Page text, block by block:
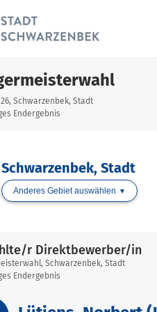
Schwarzenbek, Stadt
Endergebnis
Schwarzenbek, Stadt
Anderes Gebiet auswählen
r Direktbewerber/in
Schwarzenbek, Stadt
Endergebnis